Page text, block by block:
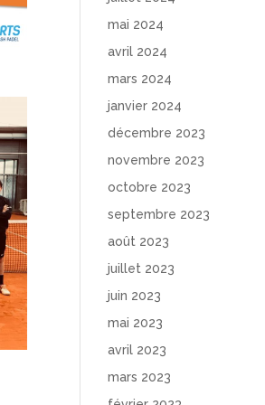
mai 2024
avril 2024
mars 2024
janvier 2024
décembre 2023
novembre 2023
octobre 2023
septembre 2023
août 2023
juillet 2023
juin 2023
mai 2023
avril 2023
mars 2023